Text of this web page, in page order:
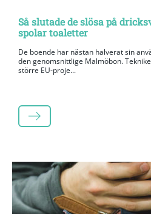
Så slutade de slösa på
spolar toaletter
De boende har nästan halverat sin
den genomsnittlige Malmöbon.
större EU-proje...
LÄS MER